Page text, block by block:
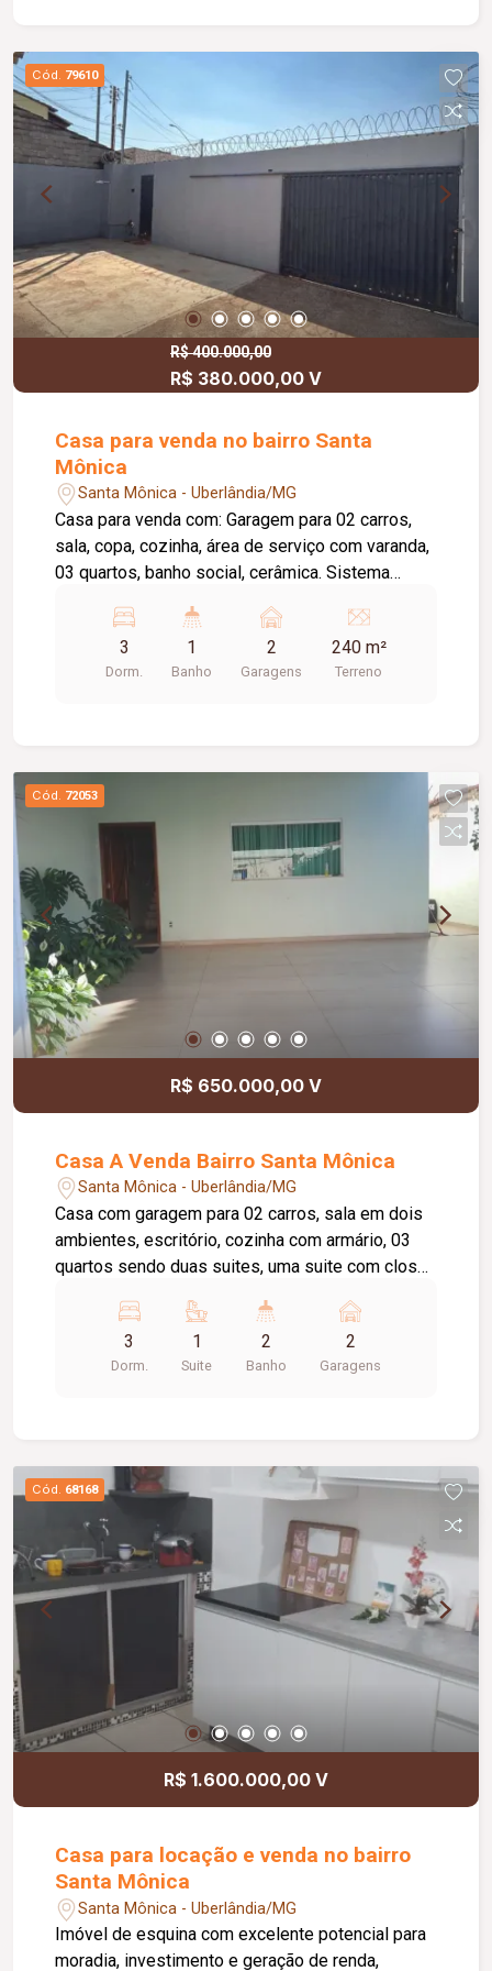
Cód. 79610
R$ 400.000,00
R$ 380.000,00 V
Casa para venda no bairro Santa
Mônica
Santa Mônica - Uberlândia/MG
Casa para venda com: Garagem para 02 carros,
sala, copa, cozinha, área de serviço com varanda,
03 quartos, banho social, cerâmica. Sistema
3
Dorm.
1
Banho
2
Garagens
240 m²
Terreno
Cód. 72053
R$ 650.000,00 V
Casa A Venda Bairro Santa Mônica
Santa Mônica - Uberlândia/MG
Casa com garagem para 02 carros, sala em dois
ambientes, escritório, cozinha com armário, 03
quartos sendo duas suites, uma suite com closet,
com armários, banho social, piso porcelanato
3
Dorm.
1
Suite
2
Banho
2
Garagens
Cód. 68168
R$ 1.600.000,00 V
Casa para locação e venda no bairro
Santa Mônica
Santa Mônica - Uberlândia/MG
Imóvel de esquina com excelente potencial para
moradia, investimento e geração de renda,